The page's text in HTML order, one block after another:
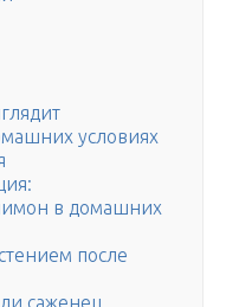
условиях
в домашних
после
саженец